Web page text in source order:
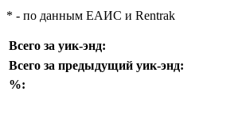
* - по данным ЕАИС и Rentrak
Всего за уик-энд:
Всего за предыдущий уик-энд:
%: